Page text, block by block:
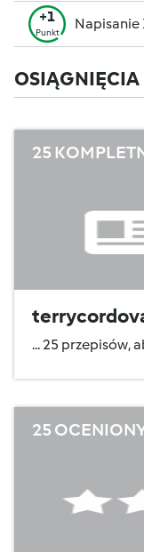
+1
Punkt
Napisanie
OSIĄGNIĘCIA
25
... 25 przepisów,
25